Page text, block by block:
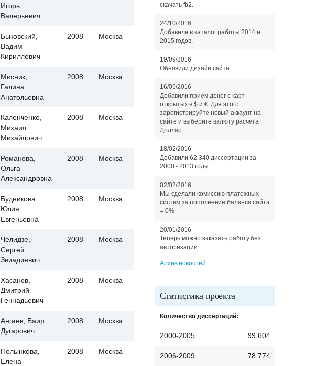
Игорь
Валерьевич
Быковский,
Вадим
Кириллович
2008 Москва
Мисник,
Галина
Анатольевна
2008 Москва
Каленченко,
Михаил
Михайлович
2008 Москва
Романова,
Ольга
Александровна
2008 Москва
Будникова,
Юлия
Евгеньевна
2008 Москва
Челидзе,
Сергей
Звиадиевич
2008 Москва
Хасанов,
Дмитрий
Геннадьевич
2008 Москва
Ангаев, Баир
Дугарович
2008 Москва
Полынкова,
Елена
2008 Москва
скачать fb2.
24/10/2016
Добавили в каталог работы 2014 и
2015 годов.
19/09/2016
Обновили дизайн сайта.
16/05/2016
Добавили прием денег с карт
открытых в $ и €. Для этого
зарегистрируйте новый аккаунт на
сайте и выберите валюту расчета
Доллар.
18/02/2016
Добавили 62 340 диссертации за
2000 - 2013 годы.
02/02/2016
Мы сделали комиссию платежных
систем за пополнение баланса сайта
= 0%
20/01/2016
Теперь можно заказать работу без
авторизации.
Архив новостей
Статистика проекта
Количество диссертаций:
2000-2005 99 604
2006-2009 78 774